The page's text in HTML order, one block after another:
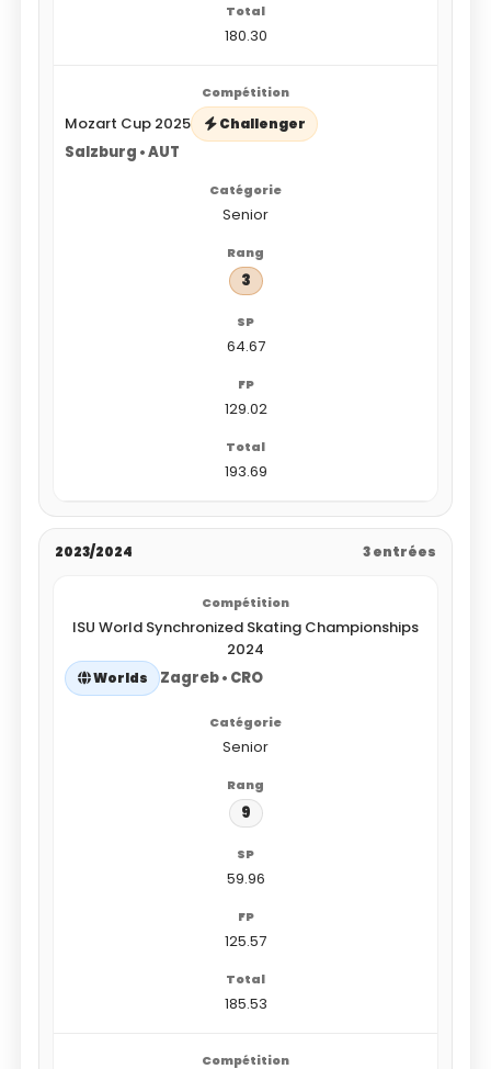
180.30
Mozart Cup 2025 Challenger
Salzburg • AUT
Senior
3
64.67
129.02
193.69
2023/2024 3 entrées
ISU World Synchronized Skating Championships
2024
Worlds Zagreb • CRO
Senior
9
59.96
125.57
185.53